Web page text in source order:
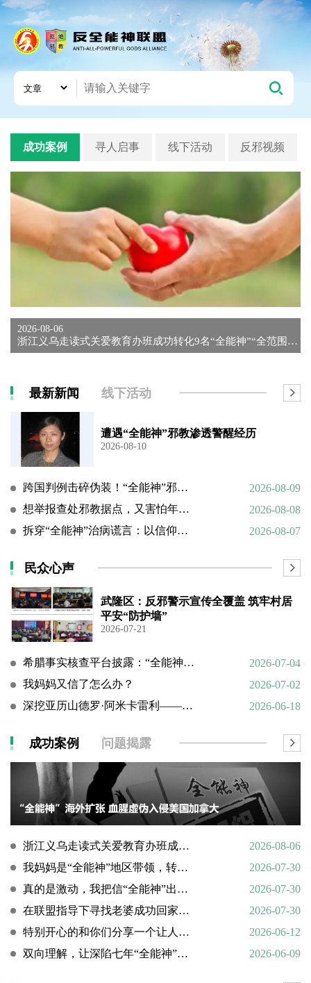
成功案例 寻人启事 线下活动 反邪视频
2026-08-06
浙江义乌走读式关爱教育办班成功转化9名“全能神”“全范围教会...
最新新闻 线下活动
遭遇“全能神”邪教渗透警醒经历
2026-08-10
跨国判例击碎伪装！“全能神”邪教谎言彻底败露
2026-08-09
想举报查处邪教据点，又害怕年迈的父母心理难以承受
2026-08-08
拆穿“全能神”治病谎言：以信仰绑架生命，以洗脑延误治疗
2026-08-07
民众心声
武隆区：反邪警示宣传全覆盖 筑牢村居
平安“防护墙”
2026-07-21
希腊事实核查平台披露：“全能神”邪教借AI技术向欧洲渗透
2026-07-04
我妈妈又信了怎么办？
2026-07-02
深挖亚历山德罗·阿米卡雷利——一个邪教组织的国际帮凶
2026-06-18
成功案例 问题揭露
浙江义乌走读式关爱教育办班成功转化9名“全能神”“全范围教会”等邪教人员
2026-08-06
我妈妈是“全能神”地区带领，转化情况好转
2026-07-30
真的是激动，我把信“全能神”出走的老婆找了回来
2026-07-30
在联盟指导下寻找老婆成功回家回顾
2026-07-30
特别开心的和你们分享一个让人欣慰的好消息
2026-06-12
双向理解，让深陷七年“全能神”的母亲彻底醒悟
2026-06-09